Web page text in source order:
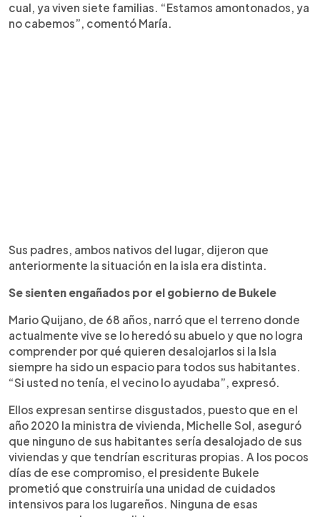
cual, ya viven siete familias. “Estamos amontonados, ya
no cabemos”, comentó María.
Sus padres, ambos nativos del lugar, dijeron que
anteriormente la situación en la isla era distinta.
Se sienten engañados por el gobierno de Bukele
Mario Quijano, de 68 años, narró que el terreno donde
actualmente vive se lo heredó su abuelo y que no logra
comprender por qué quieren desalojarlos si la Isla
siempre ha sido un espacio para todos sus habitantes.
“Si usted no tenía, el vecino lo ayudaba”, expresó.
Ellos expresan sentirse disgustados, puesto que en el
año 2020 la ministra de vivienda, Michelle Sol, aseguró
que ninguno de sus habitantes sería desalojado de sus
viviendas y que tendrían escrituras propias. A los pocos
días de ese compromiso, el presidente Bukele
prometió que construiría una unidad de cuidados
intensivos para los lugareños. Ninguna de esas